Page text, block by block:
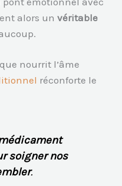
alors unvéritable
nourrit l’âme
réconforte le
soigner nos
.